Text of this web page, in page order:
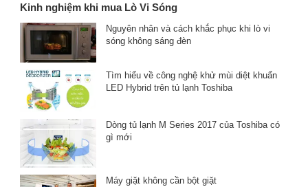
Kinh nghiệm khi mua Lò Vi Sóng
Nguyên nhân và cách khắc phục khi lò vi
sóng không sáng đèn
Tìm hiểu về công nghệ khử mùi diệt khuẩn
LED Hybrid trên tủ lạnh Toshiba
Dòng tủ lạnh M Series 2017 của Toshiba có
gì mới
Máy giặt không cần bột giặt